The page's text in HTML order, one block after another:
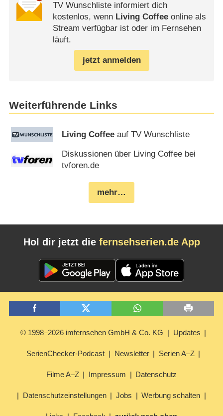
TV Wunschliste informiert dich
kostenlos, wenn Living Coffeeonline als
Stream verfügbar ist oder im Fernsehen
läuft.
jetzt anmelden
Weiterführende Links
Living Coffee auf TV Wunschliste
Diskussionen über Living Coffee bei
tvforen.de
mehr…
Hol dir jetzt die fernsehserien.de App
© 1998–2026 imfernsehen GmbH & Co. KG Updates
SerienChecker-Podcast Newsletter Serien A–Z
Filme A–Z Impressum Datenschutz
Datenschutzeinstellungen Jobs Werbung schalten